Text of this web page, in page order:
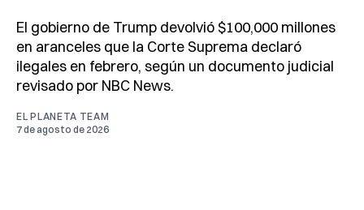
El gobierno de Trump devolvió $100,000 millones
en aranceles que la Corte Suprema declaró
ilegales en febrero, según un documento judicial
revisado por NBC News.
EL PLANETA TEAM
7 de agosto de 2026